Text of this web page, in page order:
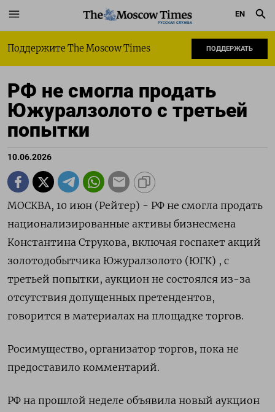
РУССКАЯ СЛУЖБА
EN
Поддержите The Moscow Times ПОДДЕРЖАТЬ
РФ не смогла продать
Южуралзолото с третьей
попытки
10.06.2026
МОСКВА, 10 июн (Рейтер) - РФ не смогла продать
национализированные активы бизнесмена
Константина Струкова, включая госпакет акций
золотодобытчика Южуралзолото (ЮГК) , с
‌третьей попытки, аукцион не состоялся из-за
отсутствия допущенных претендентов,
говорится в материалах на площадке торгов.
Росимущество, организатор торгов, ​пока не
предоставило комментарий.
РФ ​на ​прошлой неделе объявила ⁠новый аукцион